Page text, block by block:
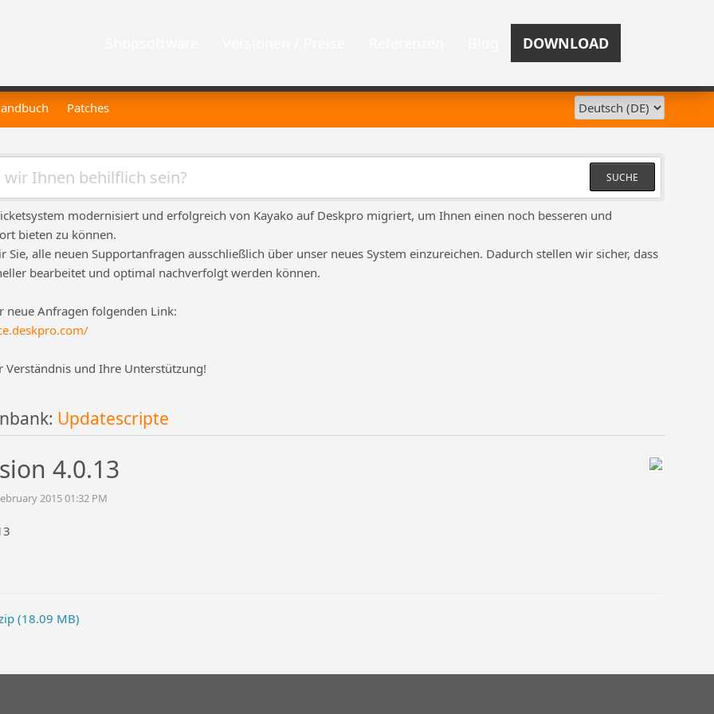
DOWNLOAD
Patches
SUCHE
modernisiert und erfolgreich von Kayako auf Deskpro migriert, um Ihnen einen noch besseren und
bieten zu können.
alle neuen Supportanfragen ausschließlich über unser neues System einzureichen. Dadurch stellen wir sicher, dass
bearbeitet und optimal nachverfolgt werden können.
neue Anfragen folgenden Link:
Verständnis und Ihre Unterstützung!
Updatescripte
4.0.13
2015 01:32 PM
(18.09 MB)